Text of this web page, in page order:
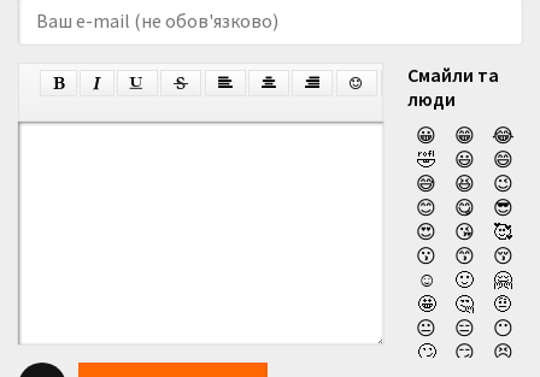
Смайли та
люди
😀
😁
😂
🤣
😃
😄
😅
😆
😉
😊
😋
😎
😍
😘
🥰
😗
😙
😚
☺️
🙂
🤗
🤩
🤔
🤨
😐
😑
😶
🙄
😏
😣